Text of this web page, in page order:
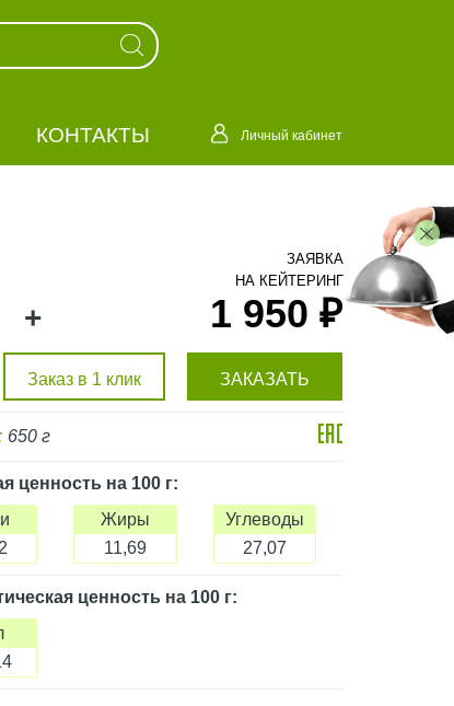
КОНТАКТЫ Личный кабинет
+ 1 950 ₽
Заказ в 1 клик ЗАКАЗАТЬ
650 г
ценностьна 100 г:
Жиры
11,69
Углеводы
27,07
ценностьна 100 г:
ЗАЯВКА
НА КЕЙТЕРИНГ